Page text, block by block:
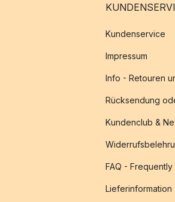
Kundenservice
Impressum
Info - Retouren
Rücksendung
Kundenclub &
FAQ -
Lieferinformation